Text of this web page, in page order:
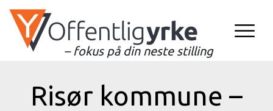
– fokus på din neste stilling
Risør kommune –